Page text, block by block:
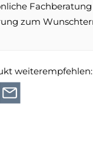
Fachberatung
zum
weiterempfehlen: